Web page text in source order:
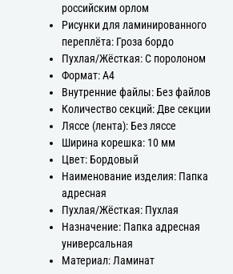
российским орлом
Рисунки для ламинированного
переплёта: Гроза бордо
Пухлая/Жёсткая: С поролоном
Формат: А4
Внутренние файлы: Без файлов
Количество секций: Две секции
Ляссе (лента): Без ляссе
Ширина корешка: 10 мм
Цвет: Бордовый
Наименование изделия: Папка
адресная
Пухлая/Жёсткая: Пухлая
Назначение: Папка адресная
универсальная
Материал: Ламинат